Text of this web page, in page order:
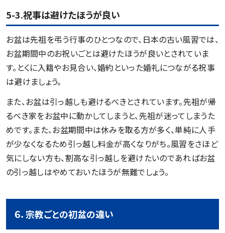
5-3.祝事は避けたほうが良い
お盆は先祖を弔う行事のひとつなので、日本の古い風習では、
お盆期間中のお祝いごとは避けたほうが良いとされていま
す。とくに入籍やお見合い、婚約といった婚礼につながる祝事
は避けましょう。
また、お盆は引っ越しも避けるべきとされています。先祖が帰
るべき家をお盆中に動かしてしまうと、先祖が迷ってしまうた
めです。また、お盆期間中は休みを取る方が多く、単純に人手
が少なくなるため引っ越し料金が高くなりがち。風習をさほど
気にしない方も、割高な引っ越しを避けたいのであればお盆
の引っ越しはやめておいたほうが無難でしょう。
６．宗教ごとの初盆の違い